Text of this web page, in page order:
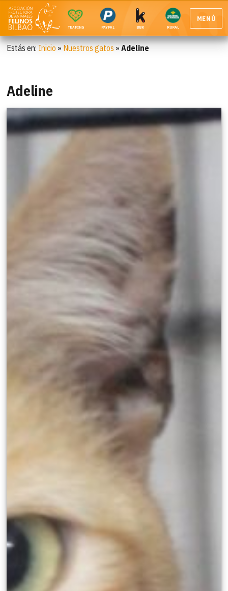
TEAMING PAYPAL BBK RURAL
MENÚ
Estás en: Inicio » Nuestros gatos »Adeline
Adeline